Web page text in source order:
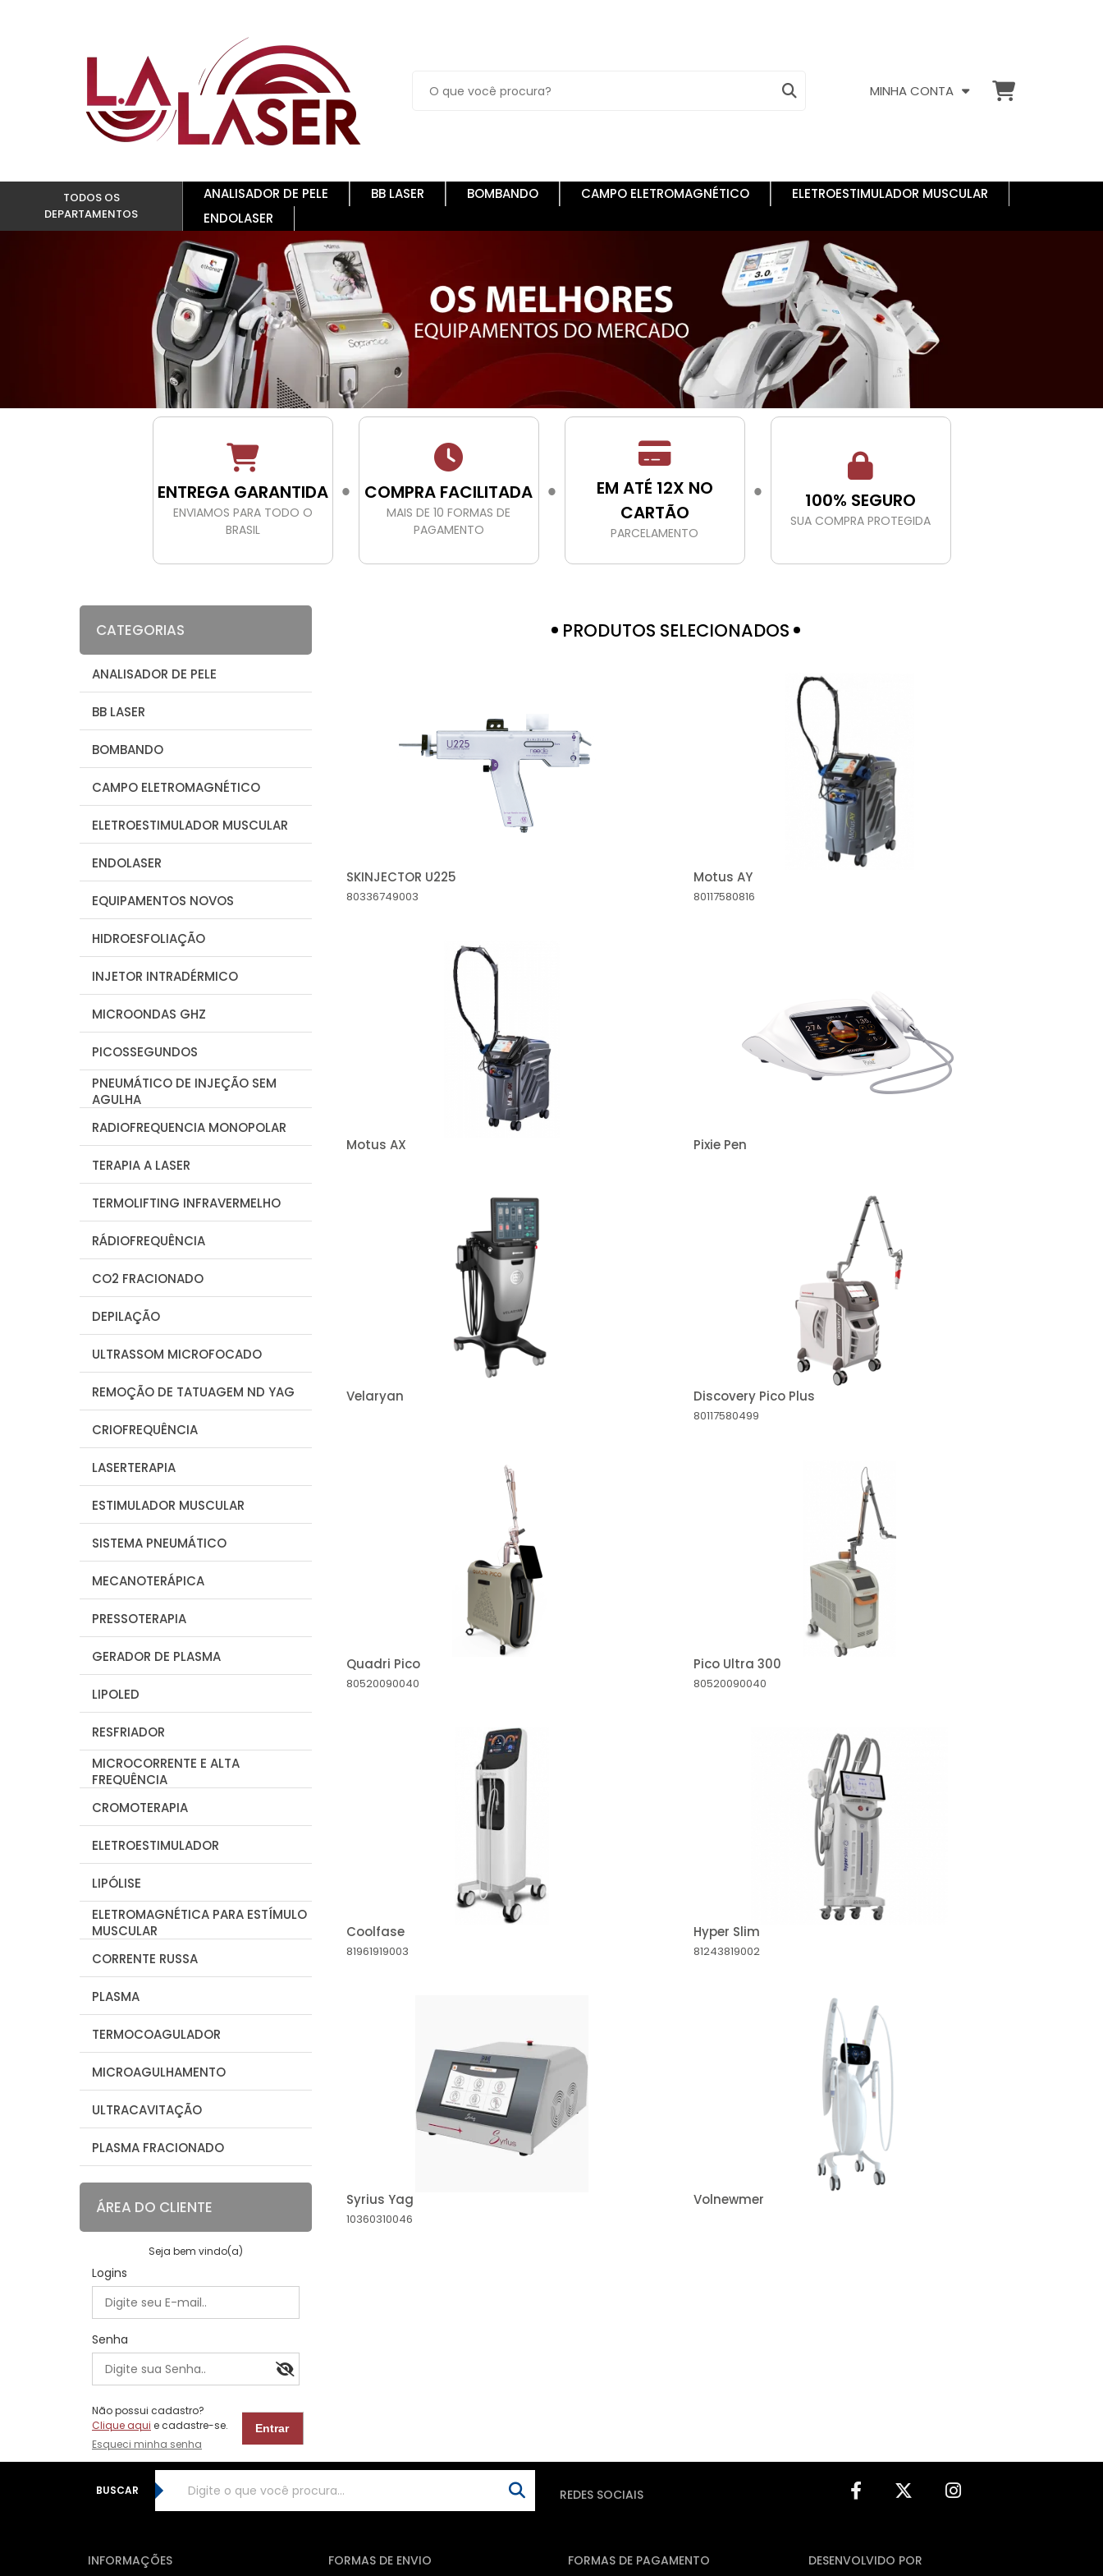
MINHA CONTA
TODOS OS
DEPARTAMENTOS
ANALISADOR DE PELE BB LASER BOMBANDO CAMPO ELETROMAGNÉTICO
ELETROESTIMULADOR MUSCULAR
ENDOLASER
ENTREGA GARANTIDA
ENVIAMOS PARA TODO O
BRASIL
● COMPRA FACILITADA
MAIS DE 10 FORMAS DE
PAGAMENTO
●
EM ATÉ 12X NO
CARTÃO
PARCELAMENTO
● 100% SEGURO
SUA COMPRA PROTEGIDA
CATEGORIAS
ANALISADOR DE PELE
BB LASER
BOMBANDO
CAMPO ELETROMAGNÉTICO
ELETROESTIMULADOR MUSCULAR
ENDOLASER
EQUIPAMENTOS NOVOS
HIDROESFOLIAÇÃO
INJETOR INTRADÉRMICO
MICROONDAS GHZ
PICOSSEGUNDOS
PNEUMÁTICO DE INJEÇÃO SEM
AGULHA
RADIOFREQUENCIA MONOPOLAR
TERAPIA A LASER
TERMOLIFTING INFRAVERMELHO
RÁDIOFREQUÊNCIA
CO2 FRACIONADO
DEPILAÇÃO
ULTRASSOM MICROFOCADO
REMOÇÃO DE TATUAGEM ND YAG
CRIOFREQUÊNCIA
LASERTERAPIA
ESTIMULADOR MUSCULAR
SISTEMA PNEUMÁTICO
MECANOTERÁPICA
PRESSOTERAPIA
GERADOR DE PLASMA
LIPOLED
RESFRIADOR
MICROCORRENTE E ALTA
FREQUÊNCIA
CROMOTERAPIA
ELETROESTIMULADOR
LIPÓLISE
ELETROMAGNÉTICA PARA ESTÍMULO
MUSCULAR
CORRENTE RUSSA
PLASMA
TERMOCOAGULADOR
MICROAGULHAMENTO
ULTRACAVITAÇÃO
PLASMA FRACIONADO
ÁREA DO CLIENTE
Seja bem vindo(a)
Logins
Senha
Não possui cadastro?
Clique aqui e cadastre-se.
Esqueci minha senha
PRODUTOS SELECIONADOS
SKINJECTOR U225
80336749003
Motus AY
80117580816
Motus AX Pixie Pen
Velaryan Discovery Pico Plus
80117580499
Quadri Pico
80520090040
Pico Ultra 300
80520090040
Coolfase
81961919003
Hyper Slim
81243819002
Syrius Yag
10360310046
Volnewmer
BUSCAR REDES SOCIAIS
INFORMAÇÕES FORMAS DE ENVIO FORMAS DE PAGAMENTO DESENVOLVIDO POR